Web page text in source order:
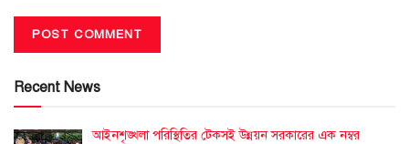
Recent News
আইনশৃঙ্খলা পরিস্থিতির টেকসই উন্নয়ন সরকারের এক নম্বর